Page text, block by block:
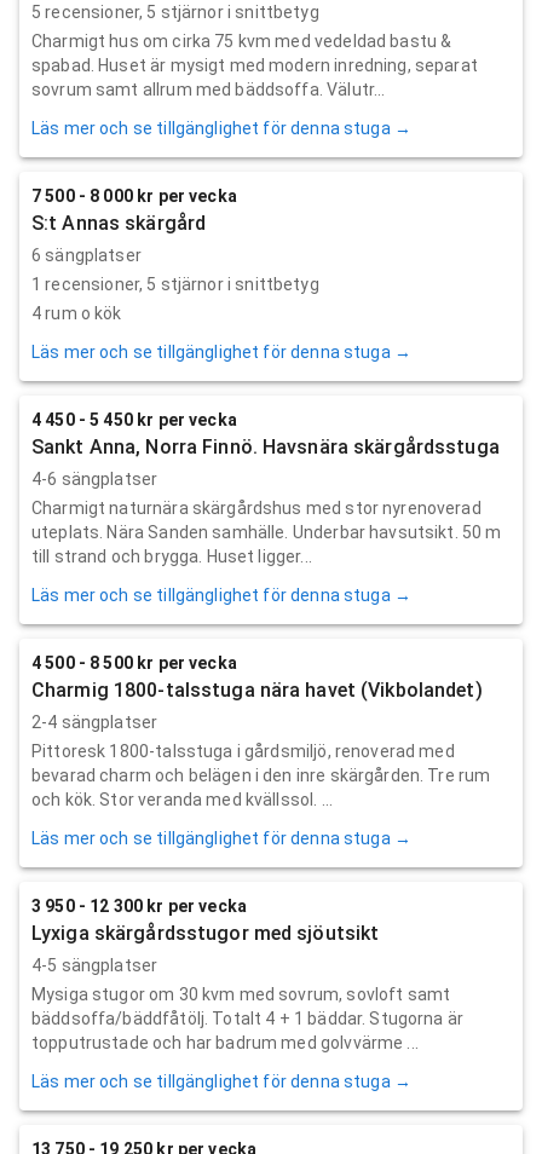
5 recensioner, 5 stjärnor i snittbetyg
Charmigt hus om cirka 75 kvm med vedeldad bastu &
spabad. Huset är mysigt med modern inredning, separat
sovrum samt allrum med bäddsoffa. Välutr...
Läs mer och se tillgänglighet för denna stuga →
7 500 - 8 000 kr per vecka
S:t Annas skärgård
6 sängplatser
1 recensioner, 5 stjärnor i snittbetyg
4 rum o kök
Läs mer och se tillgänglighet för denna stuga →
4 450 - 5 450 kr per vecka
Sankt Anna, Norra Finnö. Havsnära skärgårdsstuga
4-6 sängplatser
Charmigt naturnära skärgårdshus med stor nyrenoverad
uteplats. Nära Sanden samhälle. Underbar havsutsikt. 50 m
till strand och brygga. Huset ligger...
Läs mer och se tillgänglighet för denna stuga →
4 500 - 8 500 kr per vecka
Charmig 1800-talsstuga nära havet (Vikbolandet)
2-4 sängplatser
Pittoresk 1800-talsstuga i gårdsmiljö, renoverad med
bevarad charm och belägen i den inre skärgården. Tre rum
och kök. Stor veranda med kvällssol. ...
Läs mer och se tillgänglighet för denna stuga →
3 950 - 12 300 kr per vecka
Lyxiga skärgårdsstugor med sjöutsikt
4-5 sängplatser
Mysiga stugor om 30 kvm med sovrum, sovloft samt
bäddsoffa/bäddfåtölj. Totalt 4 + 1 bäddar. Stugorna är
topputrustade och har badrum med golvvärme ...
Läs mer och se tillgänglighet för denna stuga →
13 750 - 19 250 kr per vecka